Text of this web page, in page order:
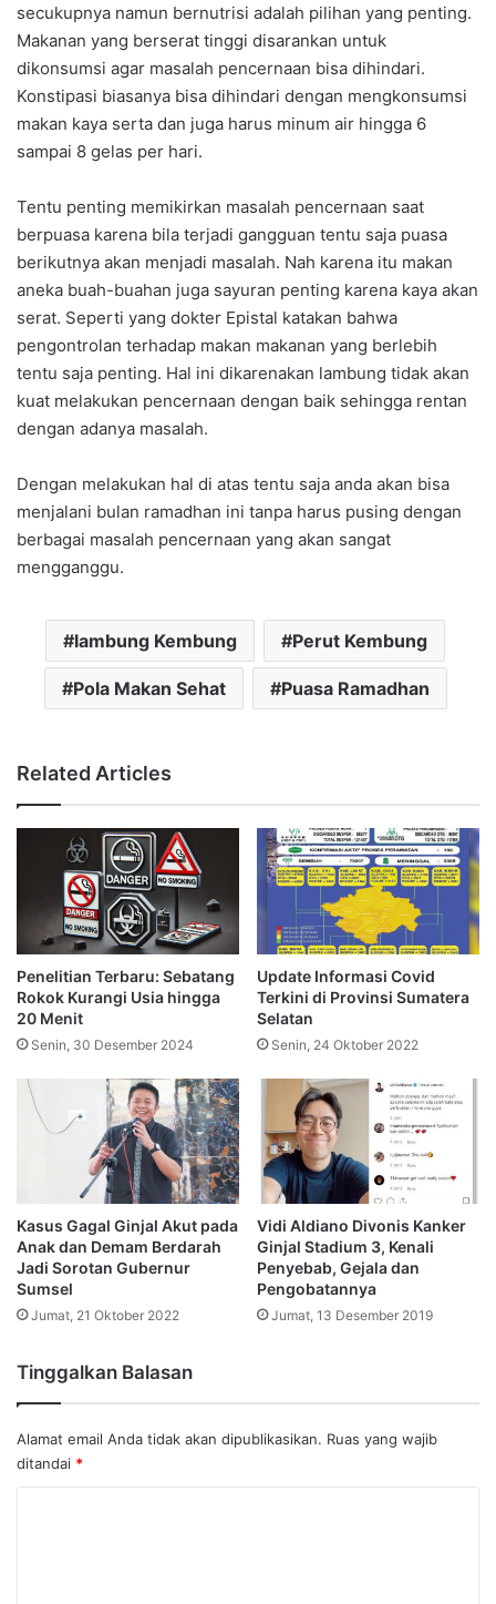
secukupnya namun bernutrisi adalah pilihan yang penting.
Makanan yang berserat tinggi disarankan untuk
dikonsumsi agar masalah pencernaan bisa dihindari.
Konstipasi biasanya bisa dihindari dengan mengkonsumsi
makan kaya serta dan juga harus minum air hingga 6
sampai 8 gelas per hari.
Tentu penting memikirkan masalah pencernaan saat
berpuasa karena bila terjadi gangguan tentu saja puasa
berikutnya akan menjadi masalah. Nah karena itu makan
aneka buah-buahan juga sayuran penting karena kaya akan
serat. Seperti yang dokter Epistal katakan bahwa
pengontrolan terhadap makan makanan yang berlebih
tentu saja penting. Hal ini dikarenakan lambung tidak akan
kuat melakukan pencernaan dengan baik sehingga rentan
dengan adanya masalah.
Dengan melakukan hal di atas tentu saja anda akan bisa
menjalani bulan ramadhan ini tanpa harus pusing dengan
berbagai masalah pencernaan yang akan sangat
mengganggu.
lambung Kembung Perut Kembung
Pola Makan Sehat Puasa Ramadhan
Related Articles
Penelitian Terbaru: Sebatang
Rokok Kurangi Usia hingga
20 Menit
Senin, 30 Desember 2024
Update Informasi Covid
Terkini di Provinsi Sumatera
Selatan
Senin, 24 Oktober 2022
Kasus Gagal Ginjal Akut pada
Anak dan Demam Berdarah
Jadi Sorotan Gubernur
Sumsel
Jumat, 21 Oktober 2022
Vidi Aldiano Divonis Kanker
Ginjal Stadium 3, Kenali
Penyebab, Gejala dan
Pengobatannya
Jumat, 13 Desember 2019
Tinggalkan Balasan
Alamat email Anda tidak akan dipublikasikan. Ruas yang wajib
ditandai *